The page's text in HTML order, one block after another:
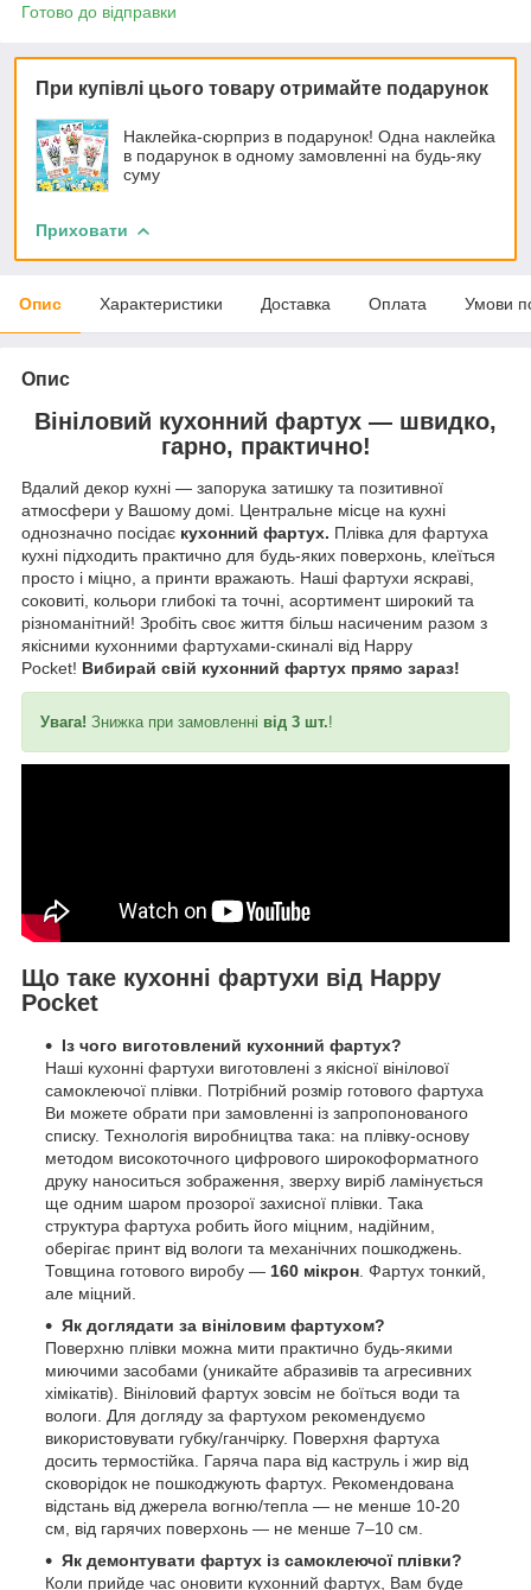
Готово до відправки
При купівлі цього товару отримайте подарунок
Наклейка-сюрприз в подарунок! Одна наклейка
в подарунок в одному замовленні на будь-яку
суму
Приховати
Опис Характеристики Доставка Оплата Умови
Опис
Вініловий кухонний фартух — швидко,
гарно, практично!
Вдалий декор кухні — запорука затишку та позитивної
атмосфери у Вашому домі. Центральне місце на кухні
однозначно посідає кухонний фартух. Плівка для фартуха
кухні підходить практично для будь-яких поверхонь, клеїться
просто і міцно, а принти вражають. Наші фартухи яскраві,
соковиті, кольори глибокі та точні, асортимент широкий та
різноманітний! Зробіть своє життя більш насиченим разом з
якісними кухонними фартухами-скиналі від Happy
Pocket! Вибирай свій кухонний фартух прямо зараз!
Увага! Знижка при замовленні від 3 шт.!
Що таке кухонні фартухи від Happy
Pocket
Із чого виготовлений кухонний фартух?
Наші кухонні фартухи виготовлені з якісної вінілової
самоклеючої плівки. Потрібний розмір готового фартуха
Ви можете обрати при замовленні із запропонованого
списку. Технологія виробництва така: на плівку-основу
методом високоточного цифрового широкоформатного
друку наноситься зображення, зверху виріб ламінується
ще одним шаром прозорої захисної плівки. Така
структура фартуха робить його міцним, надійним,
оберігає принт від вологи та механічних пошкоджень.
Товщина готового виробу — 160 мікрон . Фартух тонкий,
але міцний.
Як доглядати за вініловим фартухом?
Поверхню плівки можна мити практично будь-якими
миючими засобами (уникайте абразивів та агресивних
хімікатів). Вініловий фартух зовсім не боїться води та
вологи. Для догляду за фартухом рекомендуємо
використовувати губку/ганчірку. Поверхня фартуха
досить термостійка. Гаряча пара від каструль і жир від
сковорідок не пошкоджують фартух. Рекомендована
відстань від джерела вогню/тепла — не менше 10-20
см, від гарячих поверхонь — не менше 7–10 см.
Як демонтувати фартух із самоклеючої плівки?
Коли прийде час оновити кухонний фартух, Вам буде